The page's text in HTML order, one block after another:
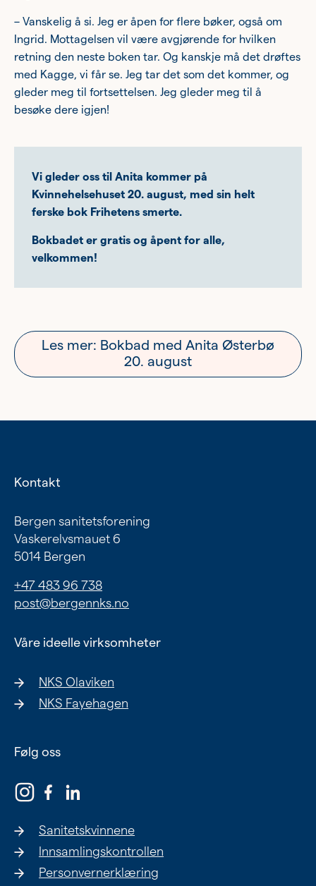
– Vanskelig å si. Jeg er åpen for flere bøker, også om
Ingrid. Mottagelsen vil være avgjørende for hvilken
retning den neste boken tar. Og kanskje må det drøftes
med Kagge, vi får se. Jeg tar det som det kommer, og
gleder meg til fortsettelsen. Jeg gleder meg til å
besøke dere igjen!
Vi gleder oss til Anita kommer på
Kvinnehelsehuset 20. august, med sin helt
ferske bok Frihetens smerte.
Bokbadet er gratis og åpent for alle,
velkommen!
Les mer: Bokbad med Anita Østerbø
20. august
Kontakt
Bergen sanitetsforening
Vaskerelvsmauet 6
5014 Bergen
+47 483 96 738
post@bergennks.no
Våre ideelle virksomheter
NKS Olaviken
NKS Fayehagen
Følg oss
Sanitetskvinnene
Innsamlingskontrollen
Personvernerklæring